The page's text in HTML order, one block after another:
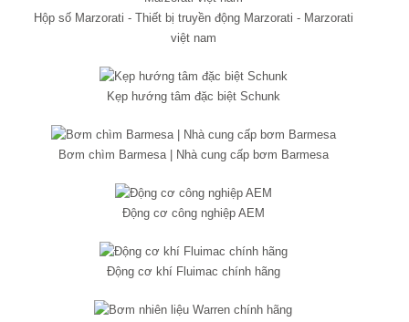
Hộp số Marzorati - Thiết bị truyền động Marzorati - Marzorati
việt nam
Kẹp hướng tâm đặc biệt Schunk
Bơm chìm Barmesa | Nhà cung cấp bơm Barmesa
Động cơ công nghiệp AEM
Động cơ khí Fluimac chính hãng